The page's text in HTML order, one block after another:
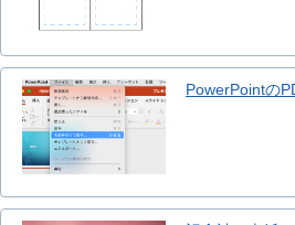
PowerPointの